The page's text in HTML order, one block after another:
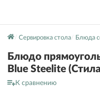
Сервировка стола Блюда
Блюдо
Blue Steelite
К сравнению